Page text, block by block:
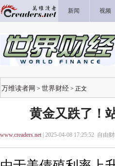
新闻 视频
万维读者网 > 世界财经 > 正文
黄金又跌了！
www.creaders.net| 2025-04-08 17:25:52 自由财